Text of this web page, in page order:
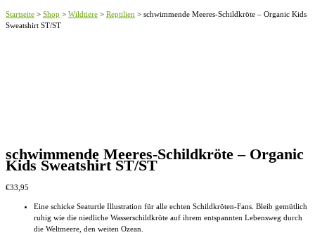
Startseite > Shop > Wildtiere > Reptilien > schwimmende Meeres-Schildkröte – Organic Kids
Sweatshirt ST/ST
schwimmende Meeres-Schildkröte – Organic
Kids Sweatshirt ST/ST
€33,95
Eine schicke Seaturtle Illustration für alle echten Schildkröten-Fans. Bleib gemütlich
ruhig wie die niedliche Wasserschildkröte auf ihrem entspannten Lebensweg durch
die Weltmeere, den weiten Ozean.